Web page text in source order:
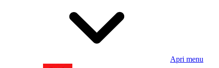
Apri menu